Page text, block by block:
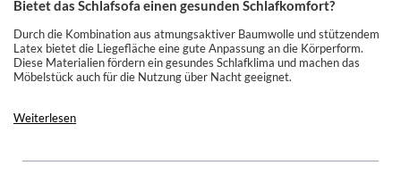
Bietet das Schlafsofa einen gesunden Schlafkomfort?
Durch die Kombination aus atmungsaktiver Baumwolle und stützendem
Latex bietet die Liegefläche eine gute Anpassung an die Körperform.
Diese Materialien fördern ein gesundes Schlafklima und machen das
Möbelstück auch für die Nutzung über Nacht geeignet.
Weiterlesen